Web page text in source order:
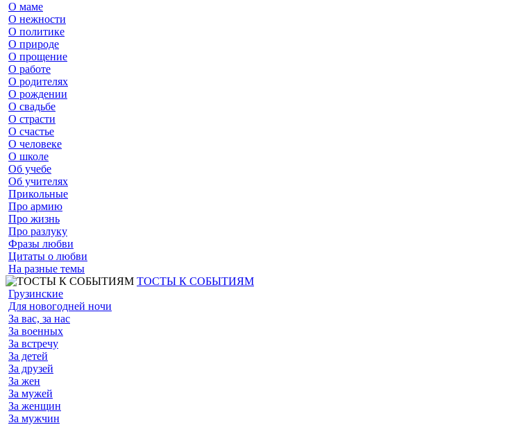
О маме
О нежности
О политике
О природе
О прощение
О работе
О родителях
О рождении
О свадьбе
О страсти
О счастье
О человеке
О школе
Об учебе
Об учителях
Прикольные
Про армию
Про жизнь
Про разлуку
Фразы любви
Цитаты о любви
На разные темы
ТОСТЫ К СОБЫТИЯМ
Грузинские
Для новогодней ночи
За вас, за нас
За военных
За встречу
За детей
За друзей
За жен
За мужей
За женщин
За мужчин